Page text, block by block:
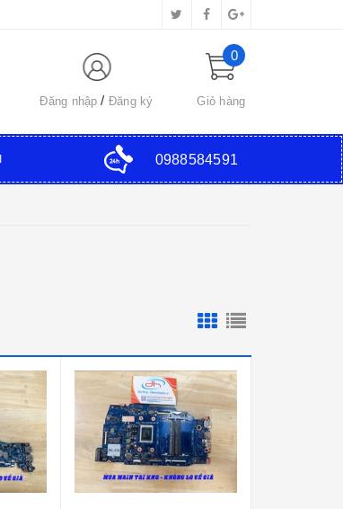
Đăng nhập Đăng ký
0
Giỏ hàng
0988584591